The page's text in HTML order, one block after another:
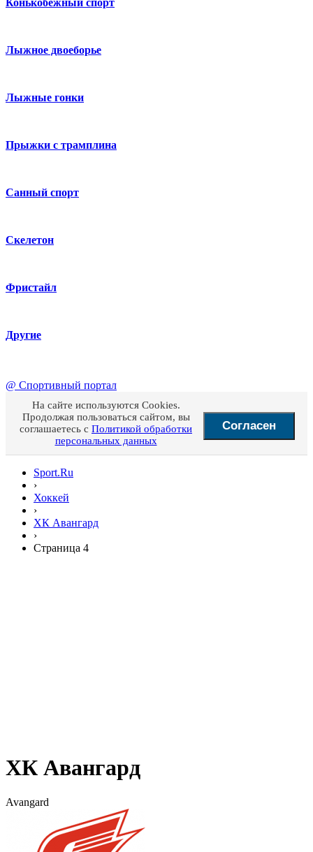
Конькобежный спорт
Лыжное двоеборье
Лыжные гонки
Прыжки с трамплина
Санный спорт
Скелетон
Фристайл
Другие
@ Спортивный портал
На сайте используются Cookies.
Продолжая пользоваться сайтом, вы
соглашаетесь с Политикой обработки
персональных данных
Согласен
Sport.Ru
›
Хоккей
›
ХК Авангард
›
Страница 4
ХК Авангард
Avangard